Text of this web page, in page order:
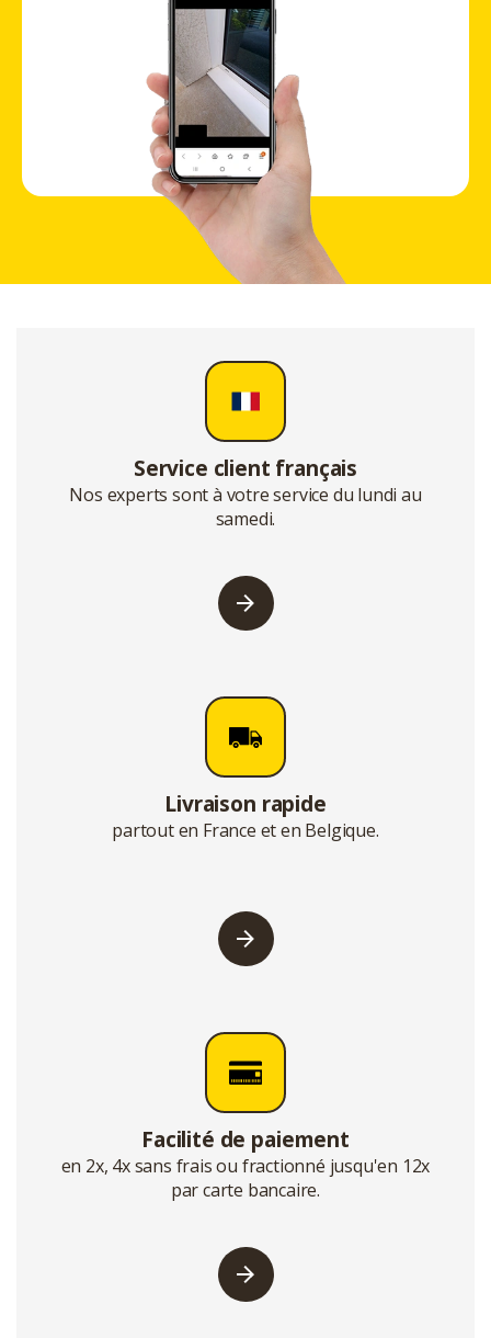
Service client français
Nos experts sont à votre service du lundi au
samedi.
Livraison rapide
partout en France et en Belgique.
Facilité de paiement
en 2x, 4x sans frais ou fractionné jusqu'en 12x
par carte bancaire.